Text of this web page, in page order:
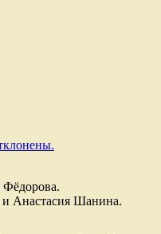
и Анастасия Шанина.